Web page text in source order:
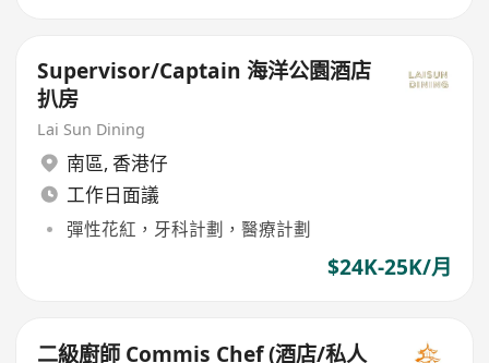
Supervisor/Captain 海洋公園酒店
扒房
Lai Sun Dining
南區, 香港仔
工作日面議
彈性花紅，牙科計劃，醫療計劃
$24K-25K/月
二級廚師 Commis Chef (酒店/私人